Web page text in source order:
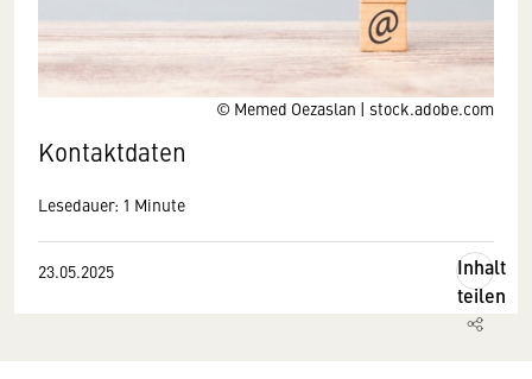
© Memed Oezaslan | stock.adobe.com
Kontaktdaten
Lesedauer: 1 Minute
23.05.2025
Inhalt
teilen